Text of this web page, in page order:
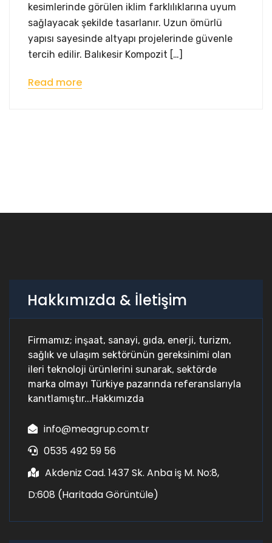
kesimlerinde görülen iklim farklılıklarına uyum
sağlayacak şekilde tasarlanır. Uzun ömürlü
yapısı sayesinde altyapı projelerinde güvenle
tercih edilir. Balıkesir Kompozit […]
Read more
Hakkımızda & İletişim
Firmamız; inşaat, sanayi, gıda, enerji, turizm,
sağlık ve ulaşım sektörünün gereksinimi olan
ileri teknoloji ürünlerini sunarak, sektörde
marka olmayı Türkiye pazarında referanslarıyla
kanıtlamıştır...Hakkımızda
info@meagrup.com.tr
0535 492 59 56
Akdeniz Cad. 1437 Sk. Anba iş M. No:8,
D:608 (Haritada Görüntüle)